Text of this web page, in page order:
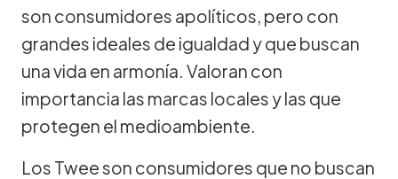
son consumidores apolíticos, pero con
grandes ideales de igualdad y que buscan
una vida en armonía. Valoran con
importancia las marcas locales y las que
protegen el medioambiente.
Los Twee son consumidores que no buscan